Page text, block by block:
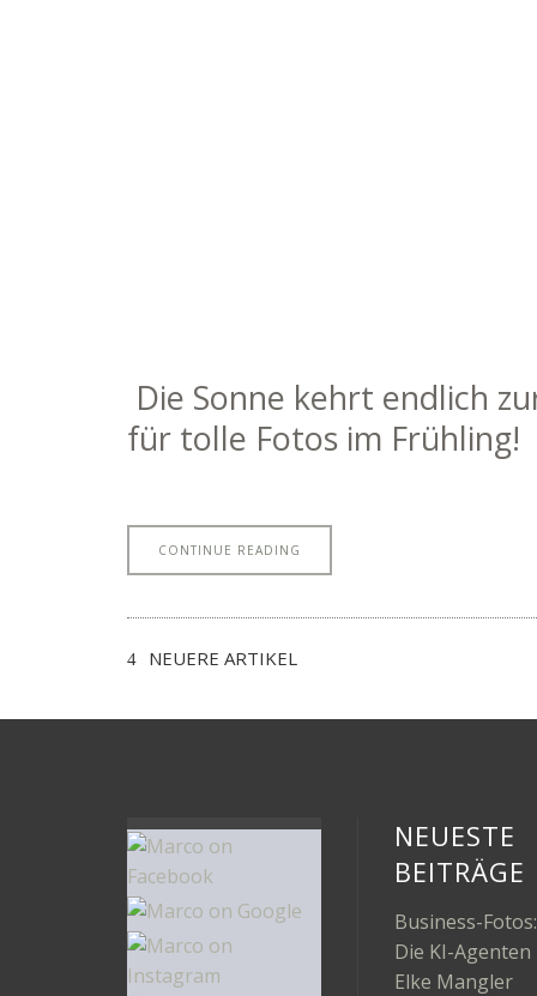
Die Sonne kehrt endlich
für tolle Fotos im Frühling!
CONTINUE READING
NEUERE ARTIKEL
NEUESTE
BEITRÄGE
Business-Fotos:
Die KI-Agenten
Elke Mangler